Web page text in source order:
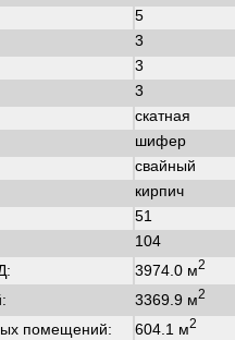
5
3
3
3
скатная
шифер
свайный
кирпич
51
104
3974.0 м2
3369.9 м2
помещений: 604.1 м2